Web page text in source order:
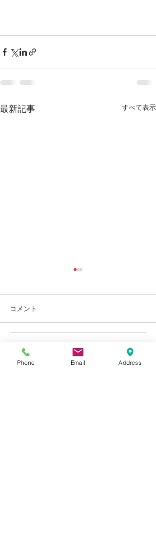
最新記事 すべて表示
焦るまい♪
コメント
コメントを追加…
Phone Email Address